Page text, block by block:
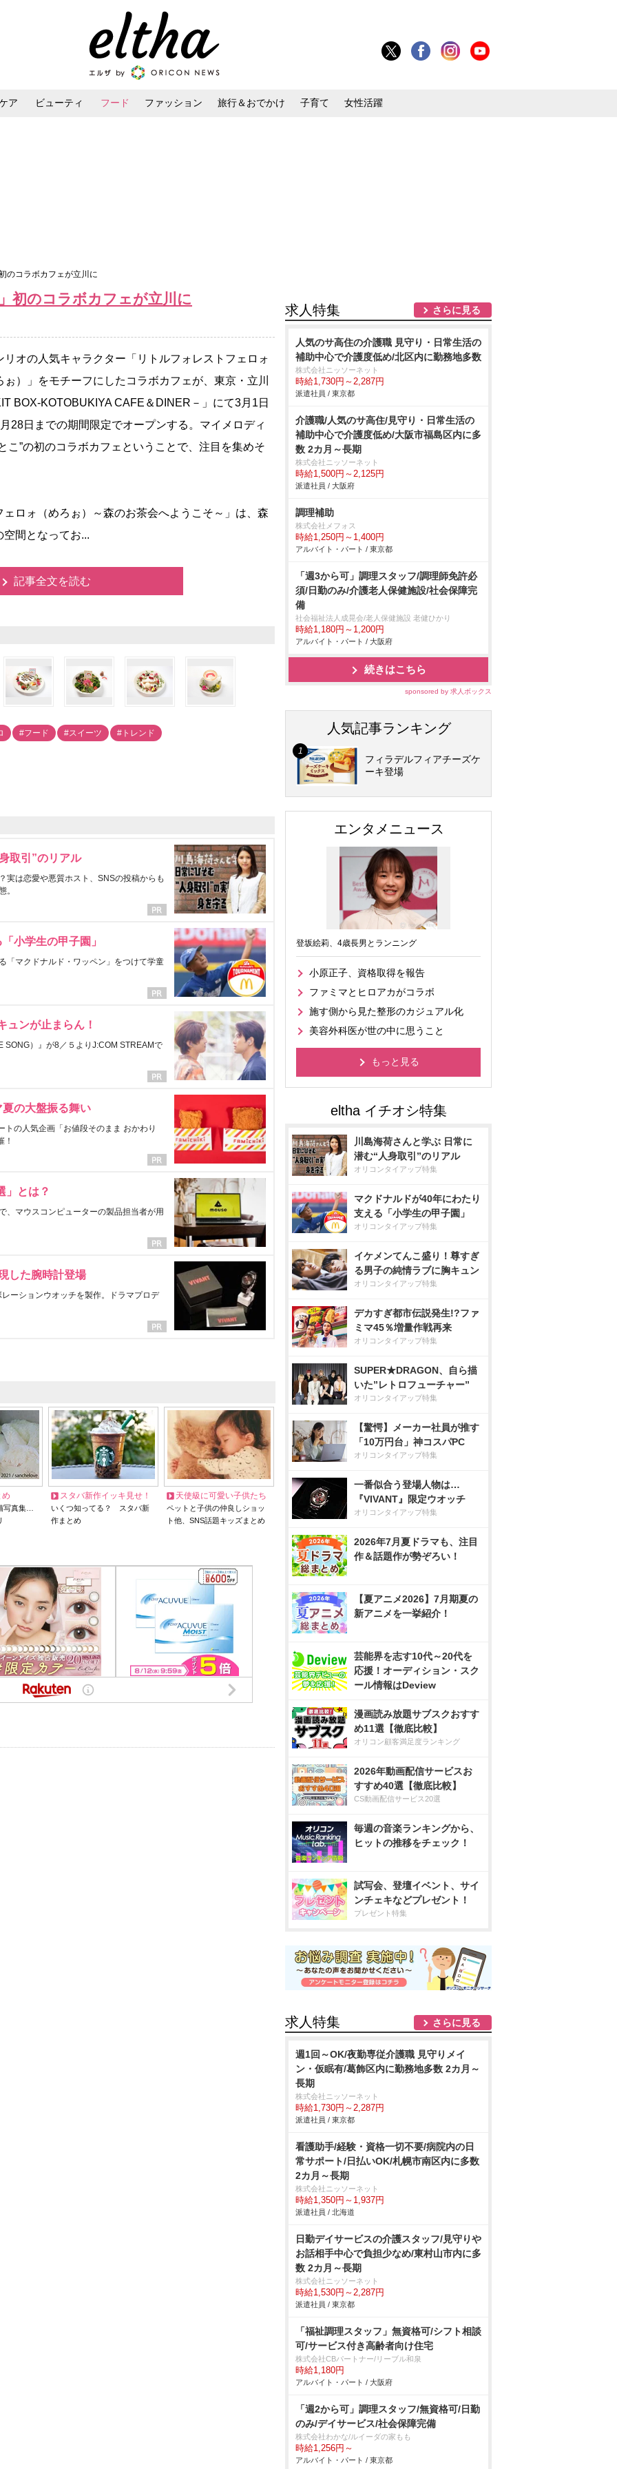
ア ビューティ フード ファッション 旅行＆おでかけ 子育て 女性活躍
のコラボカフェが立川に
初のコラボカフェが立川に
オの人気キャラクター「リトルフォレストフェロォ
ぉ）」をモチーフにしたコラボカフェが、東京・立川
BOX-KOTOBUKIYA CAFE＆DINER－」にて3月1日
28日までの期間限定でオープンする。マイメロディ
こ”の初のコラボカフェということで、注目を集めそ
ロォ（めろぉ）～森のお茶会へようこそ～」は、森
間となってお...
記事全文を読む
#フード #スイーツ #トレンド
取引”のリアル
実は恋愛や悪質ホスト、SNSの投稿からも
。
小学生の甲子園」
「マクドナルド・ワッペン」をつけて学童
ュンが止まらん！
SONG）』が8／５よりJ:COM STREAMで
の大盤振る舞い
の人気企画「お値段そのまま おかわり
！
」とは？
、マウスコンピューターの製品担当者が用
した腕時計登場
ーションウオッチを製作。ドラマプロデ
め
写真集…
スタバ新作イッキ見せ！
いくつ知ってる？ スタバ新
作まとめ
天使級に可愛い子供たち
ペットと子供の仲良しショッ
ト他、SNS話題キッズまとめ
求人特集 さらに見る
人気のサ高住の介護職 見守り・日常生活の
補助中心で介護度低め/北区内に勤務地多数
株式会社ニッソーネット
時給1,730円～2,287円
派遣社員 / 東京都
介護職/人気のサ高住/見守り・日常生活の
補助中心で介護度低め/大阪市福島区内に多
数 2カ月～長期
株式会社ニッソーネット
時給1,500円～2,125円
派遣社員 / 大阪府
調理補助
株式会社メフォス
時給1,250円～1,400円
アルバイト・パート / 東京都
「週3から可」調理スタッフ/調理師免許必
須/日勤のみ/介護老人保健施設/社会保障完
備
社会福祉法人成晃会/老人保健施設 老健ひかり
時給1,180円～1,200円
アルバイト・パート / 大阪府
続きはこちら
sponsored by 求人ボックス
人気記事ランキング
フィラデルフィアチーズケ
ーキ登場
エンタメニュース
登坂絵莉、4歳長男とランニング
小原正子、資格取得を報告
ファミマとヒロアカがコラボ
施す側から見た整形のカジュアル化
美容外科医が世の中に思うこと
もっと見る
川島海荷さんと学ぶ 日常に
潜む“人身取引”のリアル
オリコンタイアップ特集
マクドナルドが40年にわたり
支える「小学生の甲子園」
オリコンタイアップ特集
イケメンてんこ盛り！尊すぎ
る男子の純情ラブに胸キュン
オリコンタイアップ特集
デカすぎ都市伝説発生!?ファ
ミマ45％増量作戦再来
オリコンタイアップ特集
SUPER★DRAGON、自ら描
いた”レトロフューチャー”
オリコンタイアップ特集
【驚愕】メーカー社員が推す
「10万円台」神コスパPC
オリコンタイアップ特集
一番似合う登場人物は…
『VIVANT』限定ウオッチ
オリコンタイアップ特集
2026年7月夏ドラマも、注目
作＆話題作が勢ぞろい！
【夏アニメ2026】7月期夏の
新アニメを一挙紹介！
芸能界を志す10代～20代を
応援！オーディション・スク
ール情報はDeview
漫画読み放題サブスクおすす
め11選【徹底比較】
オリコン顧客満足度ランキング
2026年動画配信サービスお
すすめ40選【徹底比較】
CS動画配信サービス20選
毎週の音楽ランキングから、
ヒットの推移をチェック！
試写会、登壇イベント、サイ
ンチェキなどプレゼント！
プレゼント特集
求人特集 さらに見る
週1回～OK/夜勤専従介護職 見守りメイ
ン・仮眠有/葛飾区内に勤務地多数 2カ月～
長期
株式会社ニッソーネット
時給1,730円～2,287円
派遣社員 / 東京都
看護助手/経験・資格一切不要/病院内の日
常サポート/日払いOK/札幌市南区内に多数
2カ月～長期
株式会社ニッソーネット
時給1,350円～1,937円
派遣社員 / 北海道
日勤デイサービスの介護スタッフ/見守り
お話相手中心で負担少なめ/東村山市内に多
数 2カ月～長期
株式会社ニッソーネット
時給1,530円～2,287円
派遣社員 / 東京都
「福祉調理スタッフ」無資格可/シフト相談
可/サービス付き高齢者向け住宅
株式会社CBパートナー/リーブル和泉
時給1,180円
アルバイト・パート / 大阪府
「週2から可」調理スタッフ/無資格可/日勤
のみ/デイサービス/社会保障完備
株式会社わかな/ルイーダの家もも
時給1,256円～
アルバイト・パート / 東京都